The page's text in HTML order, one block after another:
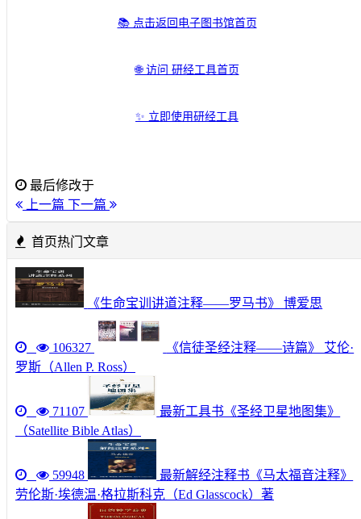
📚 点击返回电子图书馆首页
🌐 访问 研经工具首页
✨ 立即使用研经工具
最后修改于
上一篇 下一篇
首页热门文章
《生命宝训讲道注释——罗马书》 博爱思
106327
《信徒圣经注释——诗篇》 艾伦·
罗斯（Allen P. Ross）
71107
最新工具书《圣经卫星地图集》
（Satellite Bible Atlas）
59948
最新解经注释书《马太福音注释》
劳伦斯·埃德温·格拉斯科克（Ed Glasscock）著